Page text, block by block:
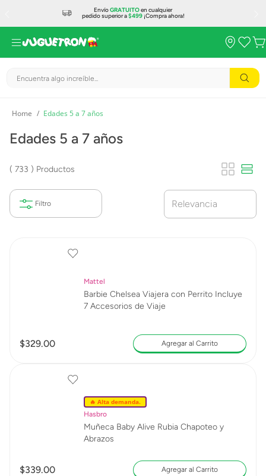
EnvíoGRATUITOen cualquier
pedido superior a$499¡Compra ahora!
Encuentra algo increíble...
Edades 5 a 7 años
Edades 5 a 7 años
733 Productos
Relevancia
Mattel
Barbie Chelsea Viajera con Perrito Incluye
7 Accesorios de Viaje
$329.00 Agregar al Carrito
🔥 Alta demanda.
Hasbro
Muñeca Baby Alive Rubia Chapoteo y
Abrazos
$339.00 Agregar al Carrito